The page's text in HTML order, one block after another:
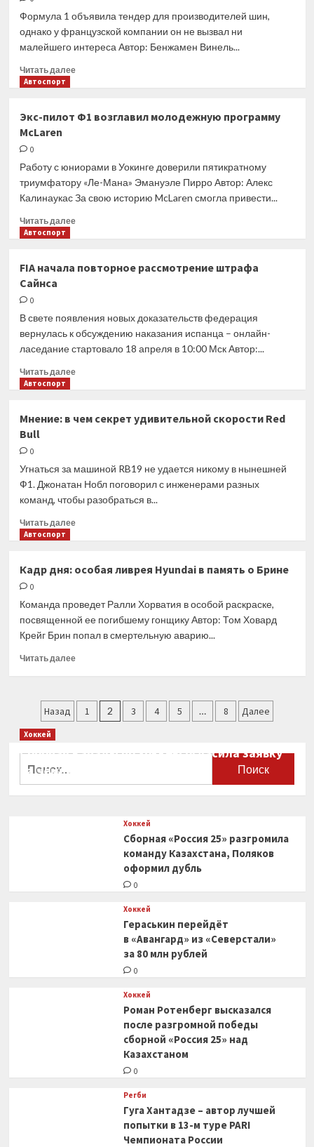
едва
догонит
Red
Формула 1 объявила тендер для производителей шин,
однако у французской компании он не вызвал ни
малейшего интереса Автор: Бенжамен Винель...
Читать далееПрочитать
Michelin
привлекает
Формула
Автоспорт
Экс-пилот Ф1 возглавил молодежную программу
McLaren
0
Работу с юниорами в Уокинге доверили пятикратному
триумфатору «Ле-Мана» Эмануэле Пирро Автор: Алекс
Калинаукас За свою историю McLaren смогла привести...
Читать далееПрочитать
пилот
McLaren
Автоспорт
FIA начала повторное рассмотрение штрафа
Сайнса
0
В свете появления новых доказательств федерация
вернулась к обсуждению наказания испанца – онлайн-
ласедание стартовало 18 апреля в 10:00 Мск Автор:...
Читать далееПрочитать
начала
Автоспорт
Мнение: в чем секрет удивительной скорости Red
Bull
0
Угнаться за машиной RB19 не удается никому в нынешней
Ф1. Джонатан Нобл поговорил с инженерами разных
команд, чтобы разобраться в...
Читать далееПрочитать
в
секрет
удивительной
Red
Автоспорт
Кадр дня: особая ливрея Hyundai в память о Брине
0
Команда проведет Ралли Хорватия в особой раскраске,
посвященной ее погибшему гонщику Автор: Том Ховард
Крейг Брин попал в смертельную аварию...
Читать далееПрочитать
дня:
особая
Пагинация
записей
Назад 1 2 3 4 5 … 8 Далее
Хоккей
Сборная Канады по хоккею огласила заявку
на чемпионат мира
Хоккей
Сборная «Россия 25» разгромила
команду Казахстана, Поляков
оформил дубль
0
Хоккей
Гераськин перейдёт
в «Авангард» из «Северстали»
за 80 млн рублей
0
Хоккей
Роман Ротенберг высказался
после разгромной победы
сборной «Россия 25» над
Казахстаном
0
Регби
Гуга Хантадзе – автор лучшей
попытки в 13-м туре PARI
Чемпионата России